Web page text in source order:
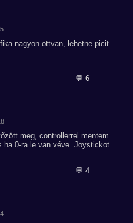
nagyon ottvan, lehetne picit
💬 6
meg, controllerrel mentem
ha 0-ra le van véve. Joystickot
💬 4